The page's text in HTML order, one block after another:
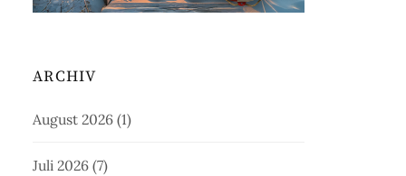
ARCHIV
August 2026 (1)
Juli 2026 (7)